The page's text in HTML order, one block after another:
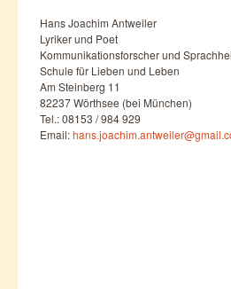
Hans Joachim Antweiler
Lyriker und Poet
Kommunikationsforscher und
Schule für Lieben und Leben
Am Steinberg 11
82237 Wörthsee (bei München)
Tel.: 08153 / 984 929
Email: